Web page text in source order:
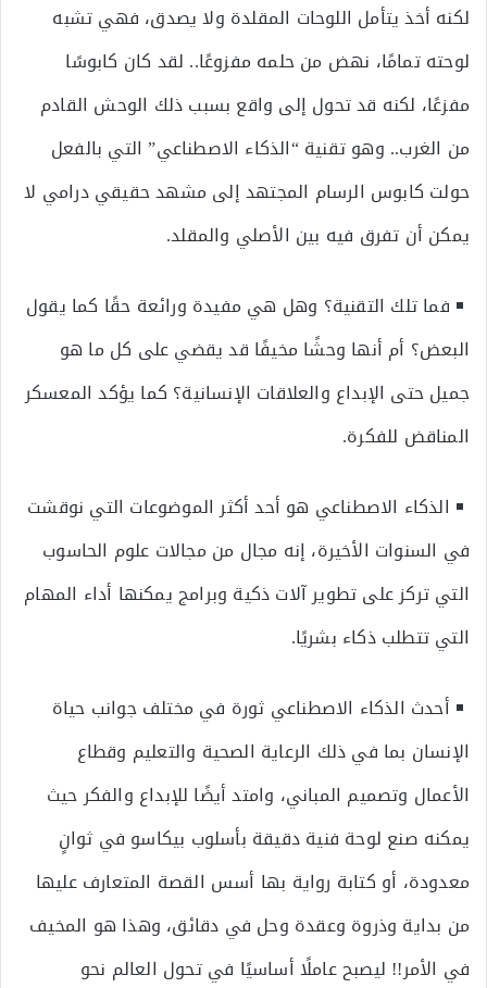
لكنه أخذ يتأمل اللوحات المقلدة ولا يصدق، فهي تشبه
لوحته تمامًا، نهض من حلمه مفزوعًا.. لقد كان كابوسًا
مفزعًا، لكنه قد تحول إلى واقع بسبب ذلك الوحش القادم
من الغرب.. وهو تقنية “الذكاء الاصطناعي” التي بالفعل
حولت كابوس الرسام المجتهد إلى مشهد حقيقي درامي لا
يمكن أن تفرق فيه بين الأصلي والمقلد.
فما تلك التقنية؟ وهل هي مفيدة ورائعة حقًا كما يقول
البعض؟ أم أنها وحشًا مخيفًا قد يقضي على كل ما هو
جميل حتى الإبداع والعلاقات الإنسانية؟ كما يؤكد المعسكر
المناقض للفكرة.
الذكاء الاصطناعي هو أحد أكثر الموضوعات التي نوقشت
في السنوات الأخيرة، إنه مجال من مجالات علوم الحاسوب
التي تركز على تطوير آلات ذكية وبرامج يمكنها أداء المهام
التي تتطلب ذكاء بشريًا.
أحدث الذكاء الاصطناعي ثورة في مختلف جوانب حياة
الإنسان بما في ذلك الرعاية الصحية والتعليم وقطاع
الأعمال وتصميم المباني، وامتد أيضًا للإبداع والفكر حيث
يمكنه صنع لوحة فنية دقيقة بأسلوب بيكاسو في ثوانٍ
معدودة، أو كتابة رواية بها أسس القصة المتعارف عليها
من بداية وذروة وعقدة وحل في دقائق، وهذا هو المخيف
في الأمر!! ليصبح عاملًا أساسيًا في تحول العالم نحو